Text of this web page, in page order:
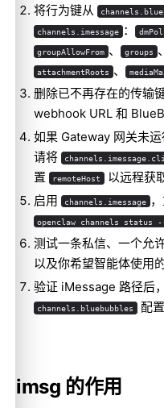
将行为键从
channels.imessage ：
groupAllowFrom 、 groups 、
attachmentRoots 、
删除已不再存在的传输键
webhook URL 和
如果 Gateway 网关未
请将
置
remoteHost
以远程获
启用
channels.imessage
openclaw channels status
测试一条私信、一个允
以及你希望智能体使用
验证 iMessage 路径后
channels.bluebubbles 配置
imsg 的作用